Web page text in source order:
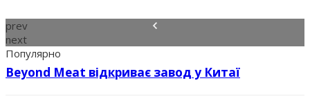
prev
next
Популярно
Beyond Meat відкриває завод у Китаї